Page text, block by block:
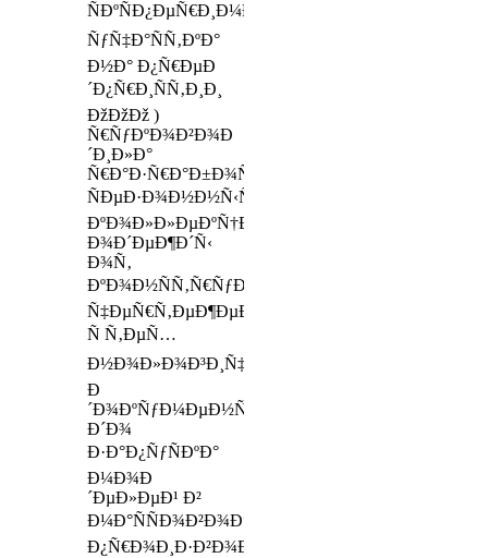
ÑÐºÑÐ¿ÐµÑ€Ð¸Ð¼ÐµÐ½Ñ‚Ð°Ð»ÑŒÐ½Ð¾Ð³Ð¾
ÑƒÑ‡Ð°ÑÑ‚ÐºÐ°
Ð½Ð° Ð¿Ñ€ÐµÐ
´Ð¿Ñ€Ð¸ÑÑ‚Ð¸Ð¸
ÐžÐžÐž )
Ñ€ÑƒÐºÐ¾Ð²Ð¾Ð
´Ð¸Ð»Ð°
Ñ€Ð°Ð·Ñ€Ð°Ð±Ð¾Ñ‚ÐºÐ¾Ð¹
ÑÐµÐ·Ð¾Ð½Ð½Ñ‹Ñ…
ÐºÐ¾Ð»Ð»ÐµÐºÑ†Ð¸Ð¹
Ð¾Ð´ÐµÐ¶Ð´Ñ‹
Ð¾Ñ‚
ÐºÐ¾Ð½ÑÑ‚Ñ€ÑƒÐºÑ‚Ð¾Ñ€ÑÐºÐ¸Ñ…
Ñ‡ÐµÑ€Ñ‚ÐµÐ¶ÐµÐ¹
Ñ Ñ‚ÐµÑ…
Ð½Ð¾Ð»Ð¾Ð³Ð¸Ñ‡ÐµÑÐºÐ¾Ð¹
Ð
´Ð¾ÐºÑƒÐ¼ÐµÐ½Ñ‚Ð°Ñ†Ð¸ÐµÐ¹
Ð´Ð¾
Ð·Ð°Ð¿ÑƒÑÐºÐ°
Ð¼Ð¾Ð
´ÐµÐ»ÐµÐ¹ Ð²
Ð¼Ð°ÑÑÐ¾Ð²Ð¾Ðµ
Ð¿Ñ€Ð¾Ð¸Ð·Ð²Ð¾Ð